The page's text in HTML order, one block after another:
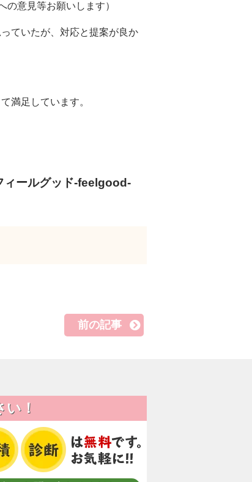
意見等お願いします）
ていたが、対応と提案が良か
満足しています。
ィールグッド‐feelgood‐
前の記事
！